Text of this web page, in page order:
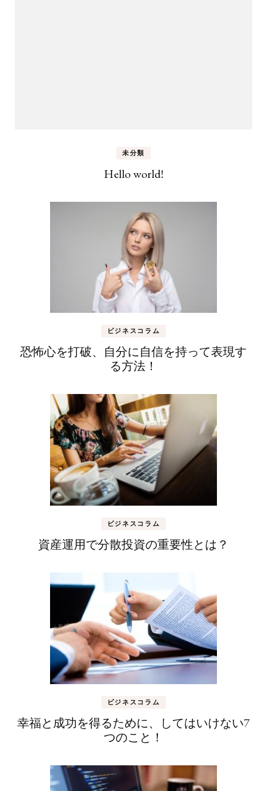
未分類
Hello world!
ビジネスコラム
恐怖心を打破、自分に自信を持って表現す
る方法！
ビジネスコラム
資産運用で分散投資の重要性とは？
ビジネスコラム
幸福と成功を得るために、してはいけない7
つのこと！